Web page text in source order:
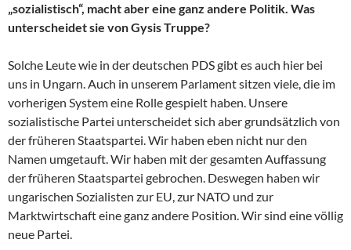
„sozialistisch“, macht aber eine ganz andere Politik. Was
unterscheidet sie von Gysis Truppe?
Solche Leute wie in der deutschen PDS gibt es auch hier bei
uns in Ungarn. Auch in unserem Parlament sitzen viele, die im
vorherigen System eine Rolle gespielt haben. Unsere
sozialistische Partei unterscheidet sich aber grundsätzlich von
der früheren Staatspartei. Wir haben eben nicht nur den
Namen umgetauft. Wir haben mit der gesamten Auffassung
der früheren Staatspartei gebrochen. Deswegen haben wir
ungarischen Sozialisten zur EU, zur NATO und zur
Marktwirtschaft eine ganz andere Position. Wir sind eine völlig
neue Partei.